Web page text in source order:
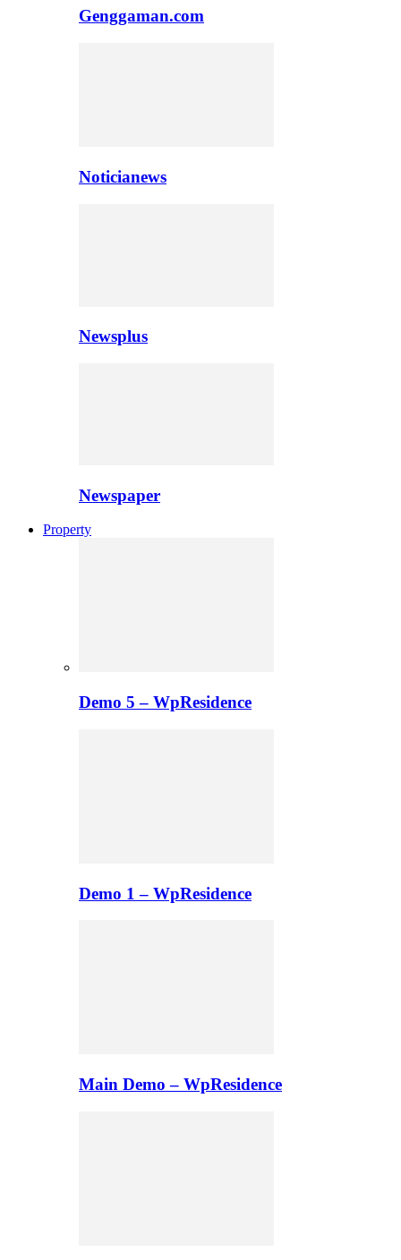
Genggaman.com
Noticianews
Newsplus
Newspaper
Property
Demo 5 – WpResidence
Demo 1 – WpResidence
Main Demo – WpResidence